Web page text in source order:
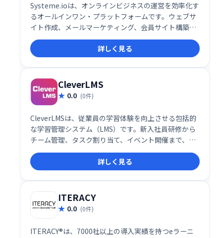
Systeme.ioは、オンラインビジネスの運営を効率化す
るオールインワン・プラットフォームです。ウェブサ
イト作成、メールマーケティング、会員サイト構築、
アフィリエイト機能など、ビジネスに必要なツールが
全て揃っています。30万人以上の起業家が利用し、そ
の信頼性を証明しています。規模や目的に関わらず、
オンラインビジネスの成長を強力にサポートします。
無料トライアルもご用意していますので、ぜひお試し
ください。
詳しく見る
CleverLMS
0.0 (0件)
CleverLMSは、従業員の学習体験を向上させる包括的
な学習管理システム（LMS）です。新入社員研修から
チーム管理、タスク割り当て、イベント開催まで、組
織の学習ニーズを網羅します。ゲーミフィケーション
やフィードバック機能でエンゲージメントを高め、ダ
ッシュボードによるデータ分析で効果的な意思決定を
支援します。直感的なUI、モバイル対応、カスタムブ
ランディングにも対応。よりスマートで効率的な職場
を実現します。
詳しく見る
ITERACY
0.0 (0件)
ITERACY®は、7000社以上の導入実績を持つeラーニ